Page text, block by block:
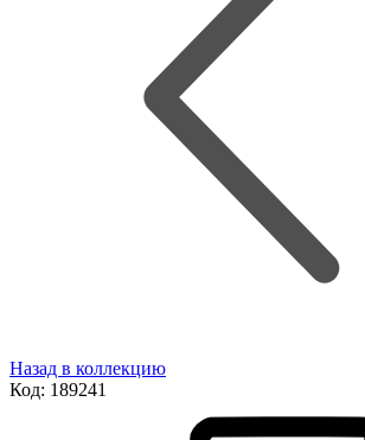
Назад в коллекцию
Код: 189241